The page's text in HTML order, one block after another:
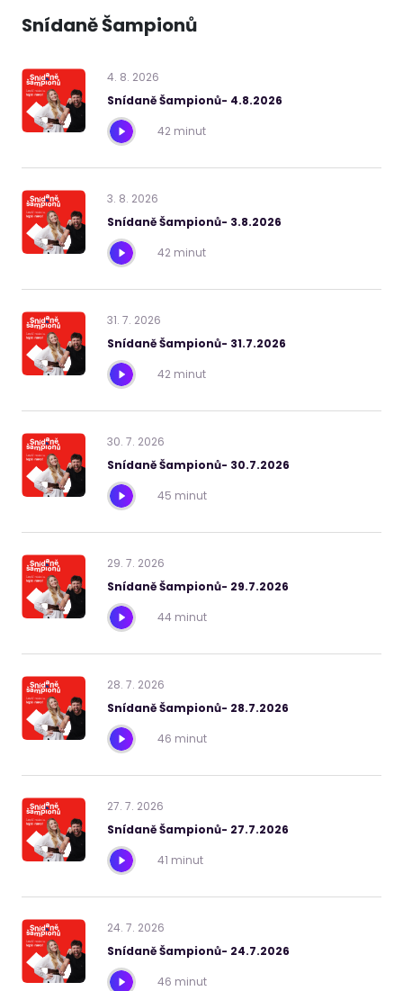
Snídaně Šampionů
4. 8. 2026
Snídaně Šampionů- 4.8.2026
42 minut
3. 8. 2026
Snídaně Šampionů- 3.8.2026
42 minut
31. 7. 2026
Snídaně Šampionů- 31.7.2026
42 minut
30. 7. 2026
Snídaně Šampionů- 30.7.2026
45 minut
29. 7. 2026
Snídaně Šampionů- 29.7.2026
44 minut
28. 7. 2026
Snídaně Šampionů- 28.7.2026
46 minut
27. 7. 2026
Snídaně Šampionů- 27.7.2026
41 minut
24. 7. 2026
Snídaně Šampionů- 24.7.2026
46 minut